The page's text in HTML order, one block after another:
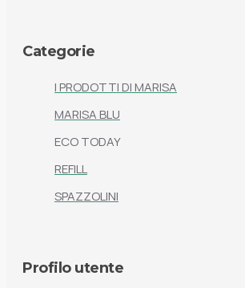
Categorie
I PRODOTTI DI MARISA
MARISA BLU
ECO TODAY
REFILL
SPAZZOLINI
Profilo utente